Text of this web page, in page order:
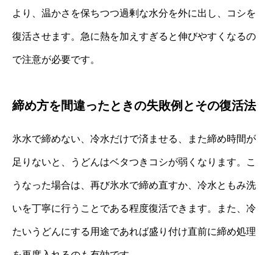
より、温かさを保ちつつ過剰な水分を外に出し、コシを
復活させます。急に熱を加えすぎると伸びやすくなるの
で注意が必要です。
締め方を間違ったときの失敗例とその復活法
氷水で締めない、冷水だけで済ませる、また締め時間が
足りないと、うどんはベタつきコシが弱くなります。こ
うなった場合は、再び氷水で締め直すか、冷水ともみ洗
いを丁寧に行うことである程度復活できます。また、冷
たいうどんにする用途であれば盛り付け直前に締め処理